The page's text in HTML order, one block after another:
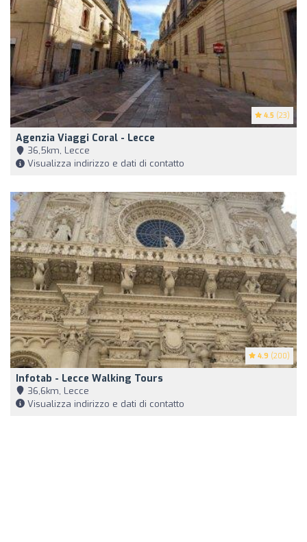
4.5 (23)
Agenzia Viaggi Coral - Lecce
36,5km, Lecce
Visualizza indirizzo e dati di contatto
4.9 (200)
Infotab - Lecce Walking Tours
36,6km, Lecce
Visualizza indirizzo e dati di contatto